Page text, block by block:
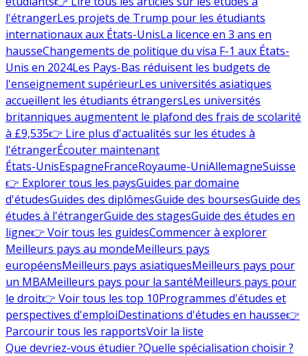
l'étrangerLes projets de Trump pour les étudiants
internationaux aux États-UnisLa licence en 3 ans en
hausseChangements de politique du visa F-1 aux États-
Unis en 2024Les Pays-Bas réduisent les budgets de
l'enseignement supérieurLes universités asiatiques
accueillent les étudiants étrangersLes universités
britanniques augmentent le plafond des frais de scolarité
à £9,535👉 Lire plus d'actualités sur les études à
l'étrangerÉcouter maintenant
États-UnisEspagneFranceRoyaume-UniAllemagneSuisse
👉 Explorer tous les paysGuides par domaine
d'étudesGuides des diplômesGuide des boursesGuide des
études à l'étrangerGuide des stagesGuide des études en
ligne👉 Voir tous les guidesCommencer à explorer
Meilleurs pays au mondeMeilleurs pays
européensMeilleurs pays asiatiquesMeilleurs pays pour
un MBAMeilleurs pays pour la santéMeilleurs pays pour
le droit👉 Voir tous les top 10Programmes d'études et
perspectives d'emploiDestinations d'études en hausse👉
Parcourir tous les rapportsVoir la liste
Que devriez-vous étudier ?Quelle spécialisation choisir ?